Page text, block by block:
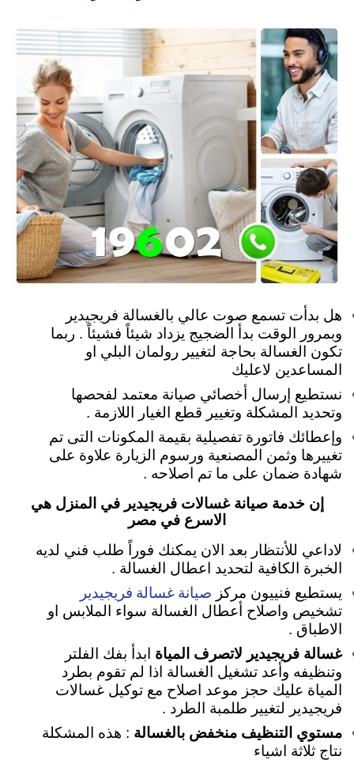
هل بدأت تسمع صوت عالي بالغسالة فريجيدير
وبمرور الوقت بدأ الضجيج يزداد شيئاً فشيئاً . ربما
تكون الغسالة بحاجة لتغيير رولمان البلي او
المساعدين لاعليك
نستطيع إرسال أخصائي صيانة معتمد لفحصها
وتحديد المشكلة وتغيير قطع الغيار اللازمة .
وإعطائك فاتورة تفصيلية بقيمة المكونات التى تم
تغييرها وثمن المصنعية ورسوم الزيارة علاوة على
شهادة ضمان على ما تم اصلاحه .
إن خدمة صيانة غسالات فريجيدير في المنزل هي
الاسرع في مصر
لاداعي للأنتظار بعد الان يمكنك فوراً طلب فني لديه
الخبرة الكافية لتحديد اعطال الغسالة .
يستطيع فنييون مركز صيانة غسالة فريجيدير
تشخيص واصلاح أعطال الغسالة سواء الملابس او
الاطباق .
غسالة فريجيدير لاتصرف المياة ابدأ بفك الفلتر
وتنظيفه وأعد تشغيل الغسالة اذا لم تقوم بطرد
المياة عليك حجز موعد اصلاح مع توكيل غسالات
فريجيدير لتغيير طلمبة الطرد .
مستوي التنظيف منخفض بالغسالة : هذه المشكلة
نتاج ثلاثة اشياء